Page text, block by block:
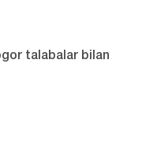
talabalar bilan